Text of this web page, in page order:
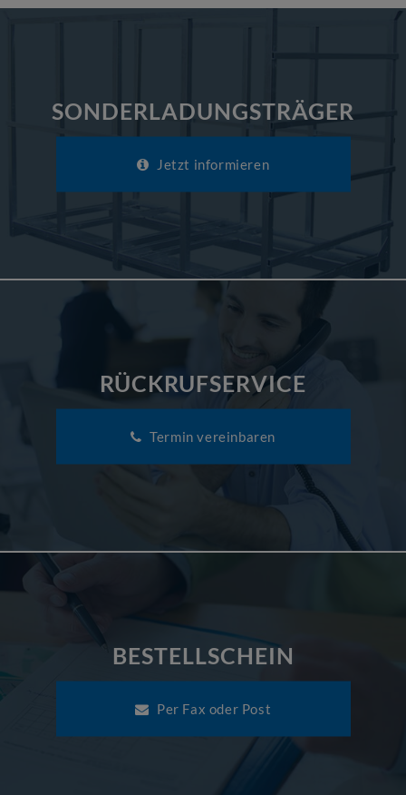
SONDERLADUNGSTRÄGER
Jetzt informieren
RÜCKRUFSERVICE
Termin vereinbaren
BESTELLSCHEIN
Per Fax oder Post